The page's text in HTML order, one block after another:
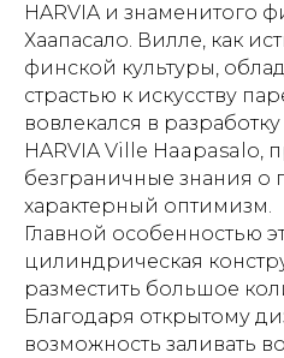
HARVIA и знаменитого
Хаапасало. Вилле, как
финской культуры,
страстью к искусству
вовлекался в
HARVIA Ville Haapasalo,
безграничные знания о
характерный оптимизм.
Главной особенностью
цилиндрическая
разместить большое
Благодаря открытому
возможность заливать